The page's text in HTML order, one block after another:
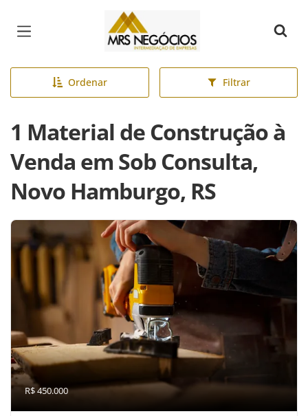
Página inicial
Ordenar Filtrar
1 Material de Construção à
Venda em Sob Consulta,
Novo Hamburgo, RS
R$ 450.000